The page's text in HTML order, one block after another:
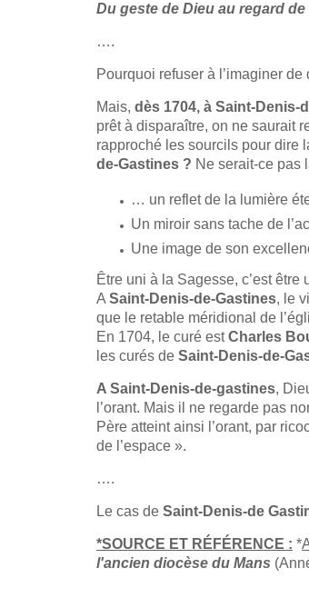
Du geste de Dieu au regard de
….
Pourquoi refuser à l’imaginer
Mais, dès 1704, à Saint-Denis-
prêt à disparaître, on ne saurait
rapproché les sourcils pour dire
de-Gastines ? Ne serait-ce pas
… un reflet de la lumière
Un miroir sans tache de
Une image de son
Être uni à la Sagesse, c’est
A Saint-Denis-de-Gastines, le
que le retable méridional de
En 1704, le curé estCharles
les curés de Saint-Denis-de-
A Saint-Denis-de-gastines,
l’orant. Mais il ne regarde pas
Père atteint ainsi l’orant, par
de l’espace ».
….
Le cas de Saint-Denis-de
*SOURCE ET RÉFÉRENCE : *
l'ancien diocèse du Mans